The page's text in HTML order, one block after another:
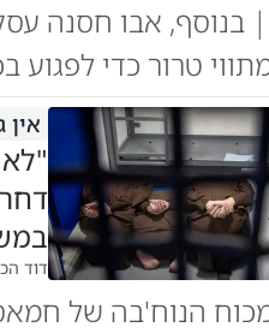
בנוסף, אבו חסנה
טרור כדי
אין
דוד
הנוח'בה של